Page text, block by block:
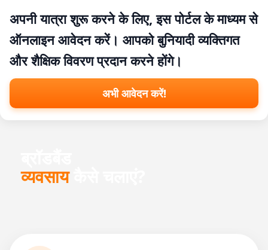
अपनी यात्रा शुरू करने के लिए, इस पोर्टल के माध्यम से
ऑनलाइन आवेदन करें। आपको बुनियादी व्यक्तिगत
और शैक्षिक विवरण प्रदान करने होंगे।
अभी आवेदन करें!
व्यवसायकैसे चलाएं?